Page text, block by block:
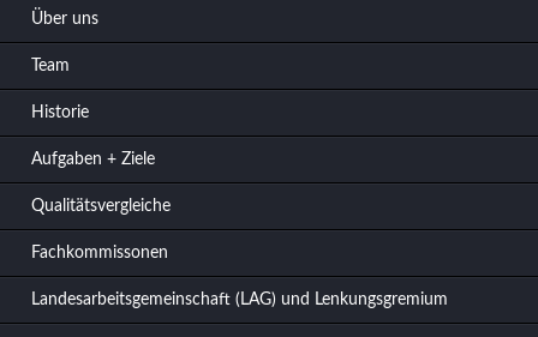
Über uns
Team
Historie
Aufgaben + Ziele
Qualitätsvergleiche
Fachkommissonen
Landesarbeitsgemeinschaft (LAG) und Lenkungsgremium